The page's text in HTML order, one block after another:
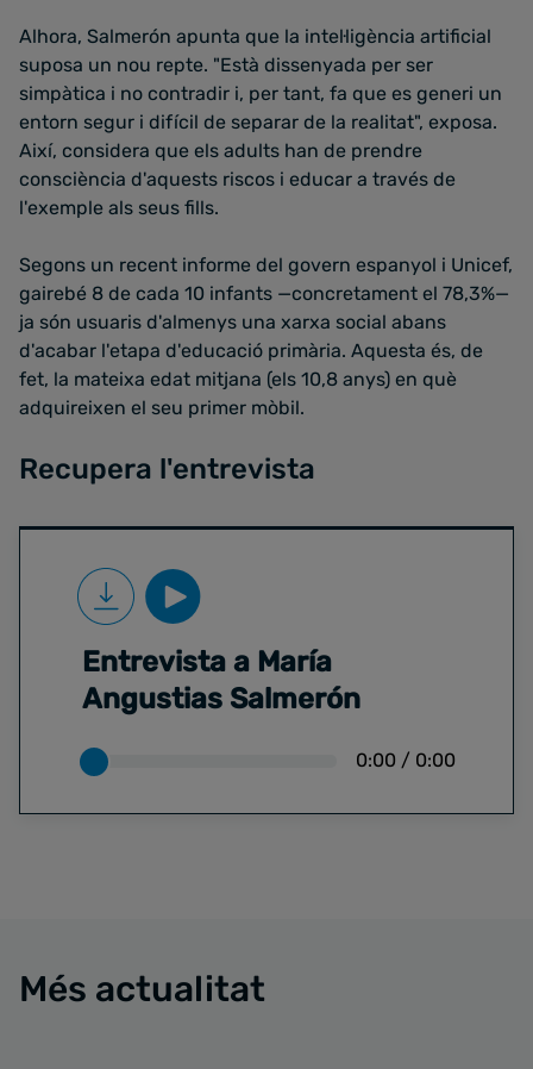
Alhora, Salmerón apunta que la intel·ligència artificial
suposa un nou repte. "Està dissenyada per ser
simpàtica i no contradir i, per tant, fa que es generi un
entorn segur i difícil de separar de la realitat", exposa.
Així, considera que els adults han de prendre
consciència d'aquests riscos i educar a través de
l'exemple als seus fills.
Segons un recent informe del govern espanyol i Unicef,
gairebé 8 de cada 10 infants —concretament el 78,3%—
ja són usuaris d'almenys una xarxa social abans
d'acabar l'etapa d'educació primària. Aquesta és, de
fet, la mateixa edat mitjana (els 10,8 anys) en què
adquireixen el seu primer mòbil.
Recupera l'entrevista
Entrevista a María
Angustias Salmerón
0:00 / 0:00
Més actualitat